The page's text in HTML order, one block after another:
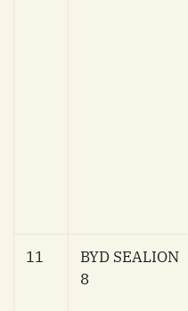
11
BYD SEALION
8